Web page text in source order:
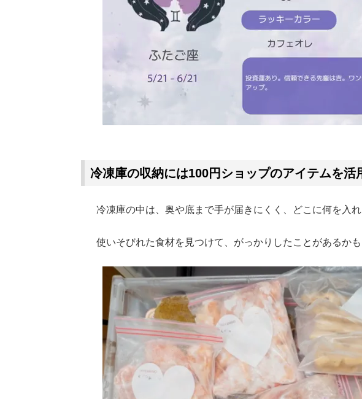
冷凍庫の収納には100円ショップのアイテムを活
冷凍庫の中は、奥や底まで手が届きにくく、どこに何を入
使いそびれた食材を見つけて、がっかりしたことがあるかも